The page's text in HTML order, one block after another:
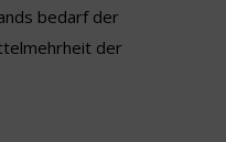
bedarf der
der